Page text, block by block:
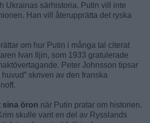
Ukrainas särhistoria. Putin vill inte
Han vill återupprätta det ryska
om hur Putin i många tal citerat
Ivan Iljin, som 1933 gratulerade
Peter Johnsson tipsar
skriven av den franska
sina öron när Putin pratar om historien.
skulle varit en del av Rysslands